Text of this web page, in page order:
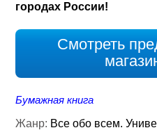
городах России!
Смотреть
Бумажная книга
Жанр: Все обо всем.